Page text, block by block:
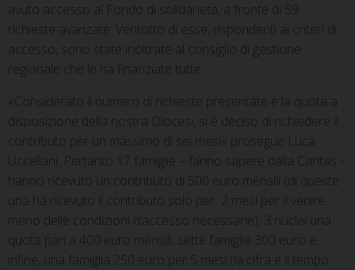
avuto accesso al Fondo di solidarietà, a fronte di 59
richieste avanzate. Ventotto di esse, rispondenti ai criteri di
accesso, sono state inoltrate al consiglio di gestione
regionale che le ha finanziate tutte.
«Considerato il numero di richieste presentate e la quota a
disposizione della nostra Diocesi, si è deciso di richiedere il
contributo per un massimo di sei mesi» prosegue Luca
Uccellani. Pertanto 17 famiglie – fanno sapere dalla Caritas –
hanno ricevuto un contributo di 500 euro mensili (di queste
una ha ricevuto il contributo solo per 2 mesi per il venire
meno delle condizioni d’accesso necessarie), 3 nuclei una
quota pari a 400 euro mensili, sette famiglie 300 euro e,
infine, una famiglia 250 euro per 5 mesi (la cifra e il tempo